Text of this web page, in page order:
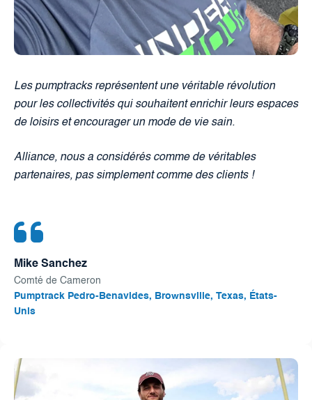
Mike Sanchez
Comté de Cameron
Pumptrack Pedro-Benavides, Brownsville, Texas, États-
Unis
Les pumptracks représentent une véritable révolution
pour les collectivités qui souhaitent enrichir leurs espaces
de loisirs et encourager un mode de vie sain.
Alliance, nous a considérés comme de véritables
partenaires, pas simplement comme des clients !